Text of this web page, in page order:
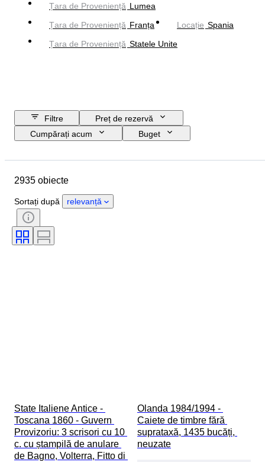
Țara de Proveniență Lumea
Țara de Proveniență Franța Locație Spania
Țara de Proveniență Statele Unite
Filtre
Preț de rezervă
Cumpărați acum
Buget
Țara de Proveniență
Perioadă
Subiect
Tehnică
Semnătură
Limbă
Vândut de
2935 obiecte
Sortați după relevanță
State Italiene Antice -
Toscana 1860 - Guvern
Provizoriu: 3 scrisori cu 10
c. cu ștampilă de anulare
de Bagno, Volterra, Fitto di
Olanda 1984/1994 -
Caiete de timbre fără
suprataxă, 1435 bucăți,
neuzate